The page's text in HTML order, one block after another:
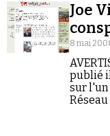
Joe
8 mai
publié
sur